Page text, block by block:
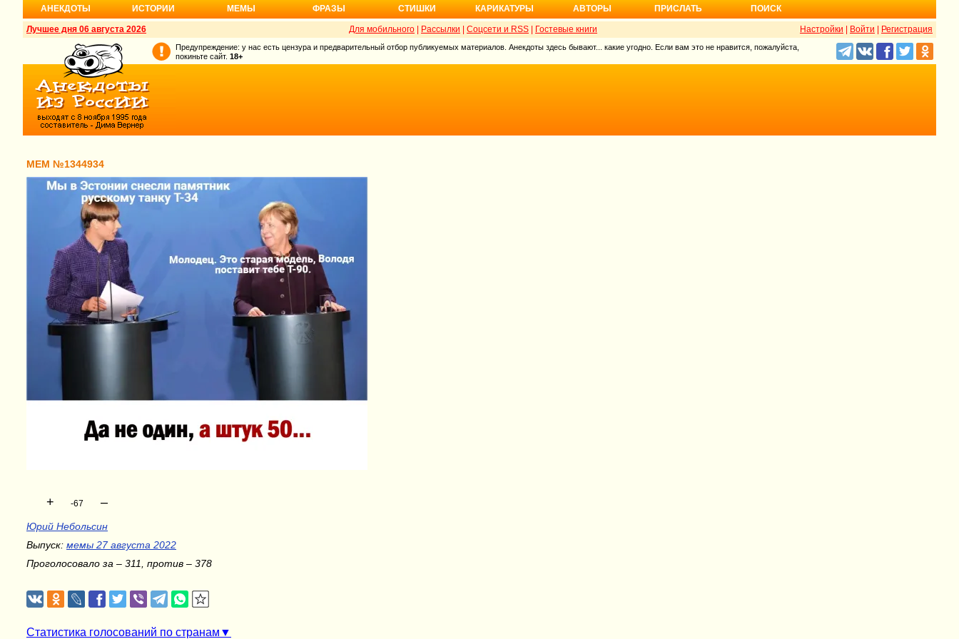
АНЕКДОТЫ ИСТОРИИ МЕМЫ ФРАЗЫ СТИШКИ КАРИКАТУРЫ АВТОРЫ ПРИСЛАТЬ ПОИСК
Лучшее дня 06 августа 2026 Настройки Войти Регистрация
Для мобильного Рассылки Соцсети и RSS Гостевые книги
Предупреждение: у нас есть цензура и предварительный отбор публикуемых материалов. Анекдоты здесь бывают... какие угодно. Если вам это не нравится, пожалуйста,
покиньте сайт. 18+
МЕМ №1344934
+ -67 –
Юрий Небольсин
Выпуск: мемы 27 августа 2022
Проголосовало за – 311, против – 378
Статистика голосований по странам